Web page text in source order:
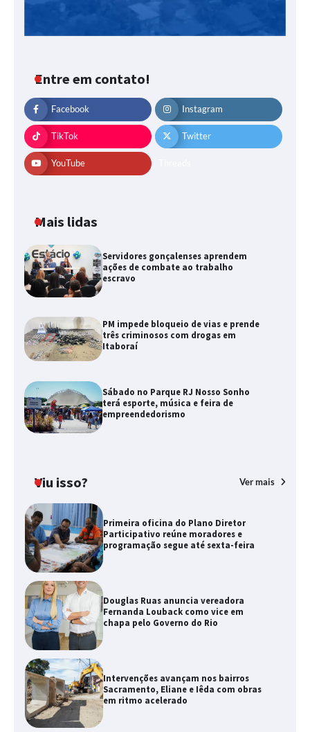
Entre em contato!
Facebook Instagram
TikTok Twitter
YouTube
Mais lidas
Servidores gonçalenses aprendem
ações de combate ao trabalho
escravo
PM impede bloqueio de vias e prende
três criminosos com drogas em
Itaboraí
Sábado no Parque RJ Nosso Sonho
terá esporte, música e feira de
empreendedorismo
Viu isso? Ver mais
Primeira oficina do Plano Diretor
Participativo reúne moradores e
programação segue até sexta-feira
Douglas Ruas anuncia vereadora
Fernanda Louback como vice em
chapa pelo Governo do Rio
Intervenções avançam nos bairros
Sacramento, Eliane e Iêda com obras
em ritmo acelerado